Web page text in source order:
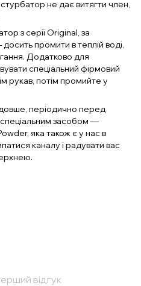
не дає витягти член,
з серії Original, за
промити в теплій воді,
Додатково для
спеціальний фірмовий
рукав, потім промийте у
періодично перед
засобом —
яка також є у нас в
каналу і радувати вас
відгук